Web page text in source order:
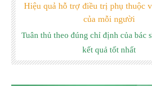
Hiệu quả hỗ trợ điều trị phụ thuộc
của mỗi người
Tuân thủ theo đúng chỉ định của bác
kết quả tốt nhất